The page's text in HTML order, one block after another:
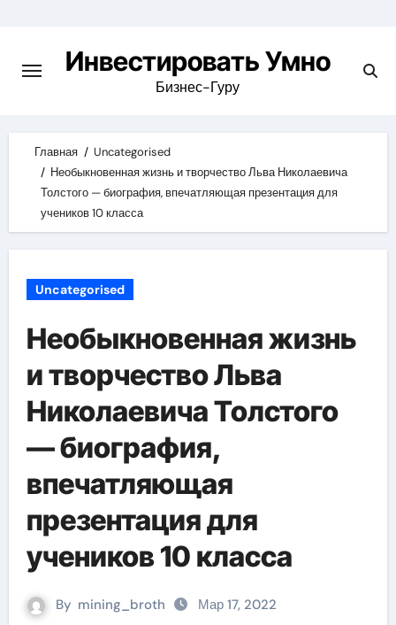
content
Инвестировать Умно
Бизнес-Гуру
Главная
Uncategorised
Необыкновенная жизнь и творчество Льва Николаевича
Толстого — биография, впечатляющая презентация для
учеников 10 класса
Uncategorised
Необыкновенная жизнь
и творчество Льва
Николаевича Толстого
— биография,
впечатляющая
презентация для
учеников 10 класса
By mining_broth Мар 17, 2022